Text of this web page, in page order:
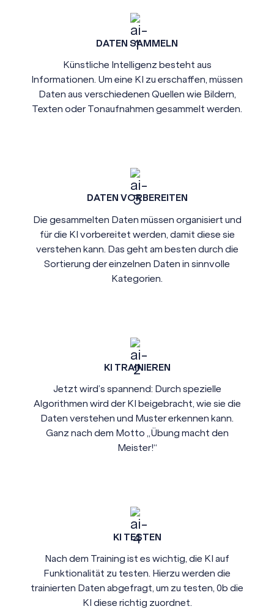
DATEN SAMMELN
Künstliche Intelligenz besteht aus
Informationen. Um eine KI zu erschaffen, müssen
Daten aus verschiedenen Quellen wie Bildern,
Texten oder Tonaufnahmen gesammelt werden.
DATEN VORBEREITEN
Die gesammelten Daten müssen organisiert und
für die KI vorbereitet werden, damit diese sie
verstehen kann. Das geht am besten durch die
Sortierung der einzelnen Daten in sinnvolle
Kategorien.
Kl TRAINIEREN
Jetzt wird’s spannend: Durch spezielle
Algorithmen wird der KI beigebracht, wie sie die
Daten verstehen und Muster erkennen kann.
Ganz nach dem Motto „Übung macht den
Meister!“
Kl TESTEN
Nach dem Training ist es wichtig, die KI auf
Funktionalität zu testen. Hierzu werden die
trainierten Daten abgefragt, um zu testen, 0b die
KI diese richtig zuordnet.